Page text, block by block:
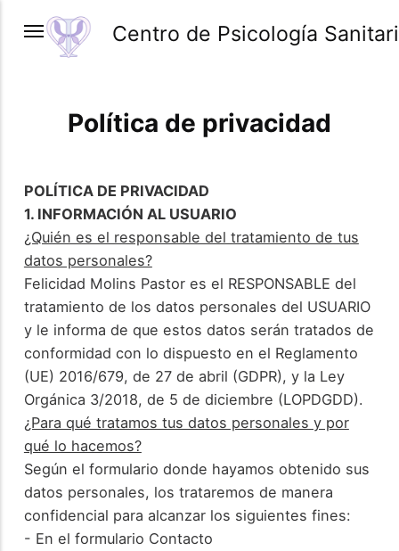
Centro de Psicología
Política de privacidad
POLÍTICA DE PRIVACIDAD
1. INFORMACIÓN AL USUARIO
¿Quién es el responsable del tratamiento de tus
datos personales?
Felicidad Molins Pastor es el RESPONSABLE del
tratamiento de los datos personales del USUARIO
y le informa de que estos datos serán tratados de
conformidad con lo dispuesto en el Reglamento
(UE) 2016/679, de 27 de abril (GDPR), y la Ley
Orgánica 3/2018, de 5 de diciembre (LOPDGDD).
¿Para qué tratamos tus datos personales y por
qué lo hacemos?
Según el formulario donde hayamos obtenido sus
datos personales, los trataremos de manera
confidencial para alcanzar los siguientes fines:
- En el formulario Contacto